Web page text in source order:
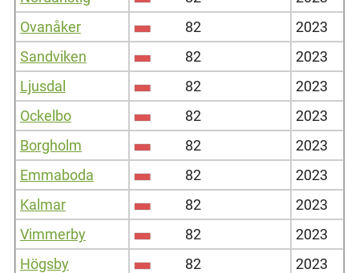
Ovanåker
82
2023
Sandviken
82
2023
Ljusdal
82
2023
Ockelbo
82
2023
Borgholm
82
2023
Emmaboda
82
2023
Kalmar
82
2023
Vimmerby
82
2023
Högsby
82
2023